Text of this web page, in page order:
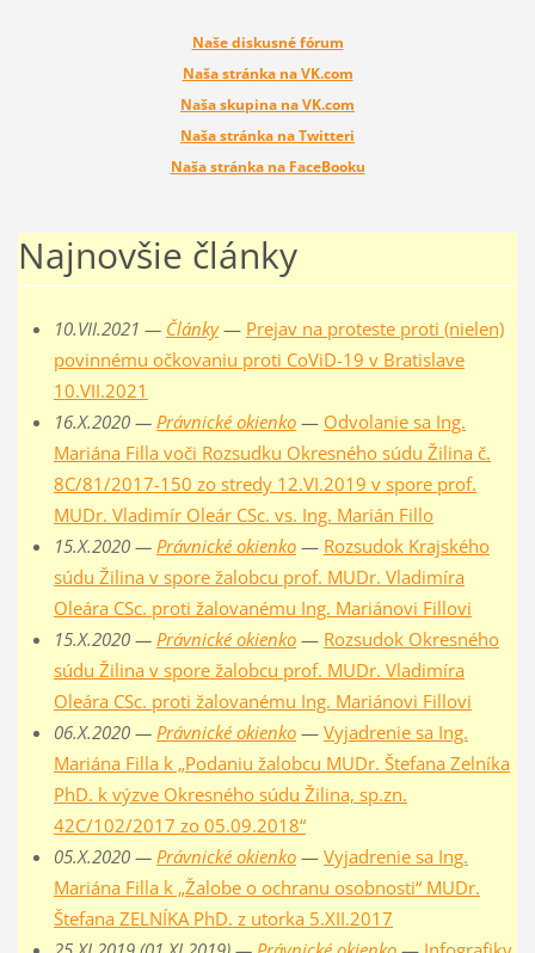
Naše diskusné fórum
Naša stránka na VK.com
Naša skupina na VK.com
Naša stránka na Twitteri
Naša stránka na FaceBooku
Najnovšie články
10.VII.2021 — Články— Prejav na proteste proti (nielen)
povinnému očkovaniu proti CoViD-19 v Bratislave
10.VII.2021
16.X.2020 — Právnické okienko— Odvolanie sa Ing.
Mariána Filla voči Rozsudku Okresného súdu Žilina č.
8C/81/2017-150 zo stredy 12.VI.2019 v spore prof.
MUDr. Vladimír Oleár CSc. vs. Ing. Marián Fillo
15.X.2020 — Právnické okienko— Rozsudok Krajského
súdu Žilina v spore žalobcu prof. MUDr. Vladimíra
Oleára CSc. proti žalovanému Ing. Mariánovi Fillovi
15.X.2020 — Právnické okienko— Rozsudok Okresného
súdu Žilina v spore žalobcu prof. MUDr. Vladimíra
Oleára CSc. proti žalovanému Ing. Mariánovi Fillovi
06.X.2020 — Právnické okienko— Vyjadrenie sa Ing.
Mariána Filla k „Podaniu žalobcu MUDr. Štefana Zelníka
PhD. k výzve Okresného súdu Žilina, sp.zn.
42C/102/2017 zo 05.09.2018“
05.X.2020 — Právnické okienko— Vyjadrenie sa Ing.
Mariána Filla k „Žalobe o ochranu osobnosti“ MUDr.
Štefana ZELNÍKA PhD. z utorka 5.XII.2017